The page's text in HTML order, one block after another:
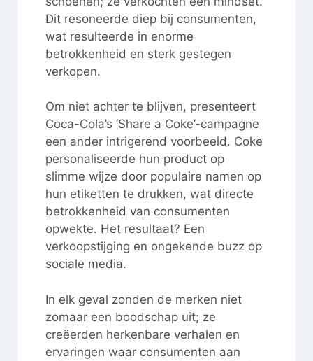
Dit resoneerde diep bij consumenten,
wat resulteerde in enorme
betrokkenheid en sterk gestegen
verkopen.
Om niet achter te blijven, presenteert
Coca-Cola’s ‘Share a Coke’-campagne
een ander intrigerend voorbeeld. Coke
personaliseerde hun product op
slimme wijze door populaire namen op
hun etiketten te drukken, wat directe
betrokkenheid van consumenten
opwekte. Het resultaat? Een
verkoopstijging en ongekende buzz op
sociale media.
In elk geval zonden de merken niet
zomaar een boodschap uit; ze
creëerden herkenbare verhalen en
ervaringen waar consumenten aan